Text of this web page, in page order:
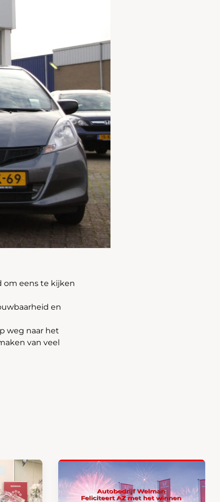
om eens te kijken
en
weg naar het
van veel